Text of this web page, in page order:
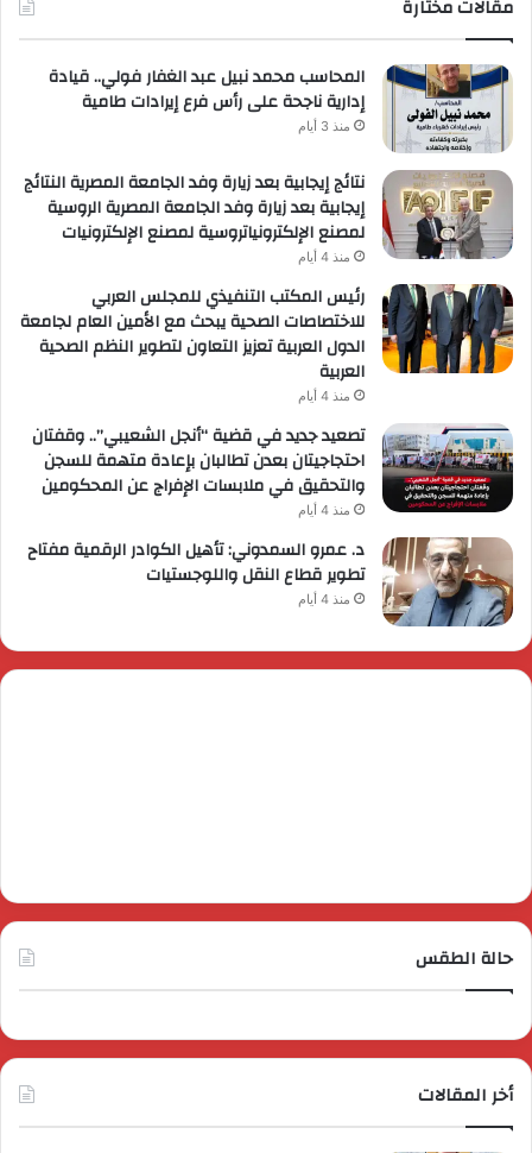
مقالات مختارة
المحاسب محمد نبيل عبد الغفار فولي.. قيادة
إدارية ناجحة على رأس فرع إيرادات طامية
منذ 3 أيام
نتائج إيجابية بعد زيارة وفد الجامعة المصرية النتائج
إيجابية بعد زيارة وفد الجامعة المصرية الروسية
لمصنع الإلكترونياتروسية لمصنع الإلكترونيات
منذ 4 أيام
رئيس المكتب التنفيذي للمجلس العربي
للاختصاصات الصحية يبحث مع الأمين العام لجامعة
الدول العربية تعزيز التعاون لتطوير النظم الصحية
العربية
منذ 4 أيام
تصعيد جديد في قضية “أنجل الشعيبي”.. وقفتان
احتجاجيتان بعدن تطالبان بإعادة متهمة للسجن
والتحقيق في ملابسات الإفراج عن المحكومين
منذ 4 أيام
د. عمرو السمدوني: تأهيل الكوادر الرقمية مفتاح
تطوير قطاع النقل واللوجستيات
منذ 4 أيام
حالة الطقس
أخر المقالات